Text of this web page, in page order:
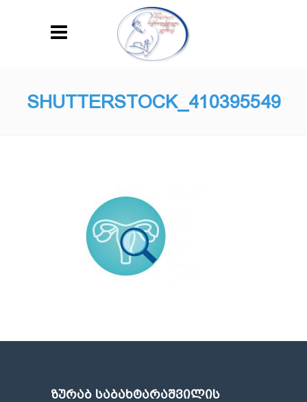
SHUTTERSTOCK_410395549
ᲖᲣᲠᲐᲑ ᲡᲐᲑᲐᲮᲢᲐᲠᲐᲨᲕᲘᲚᲘᲡ